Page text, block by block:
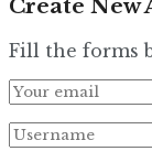
Create New
Fill the forms